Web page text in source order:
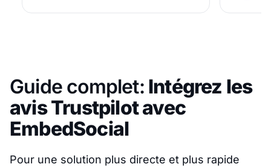
Guide complet: Intégrez les
avis Trustpilot avec
EmbedSocial
Pour une solution plus directe et plus rapide